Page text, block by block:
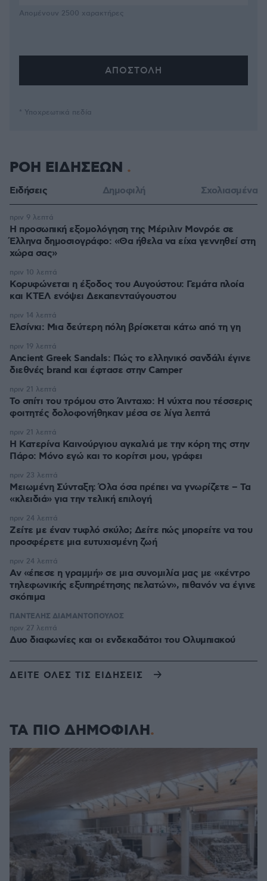
Απομένουν 2500 χαρακτήρες
* Υποχρεωτικά πεδία
ΡΟΗ ΕΙΔΗΣΕΩΝ
Ειδήσεις Δημοφιλή Σχολιασμένα
Η προσωπική εξομολόγηση της Μέριλιν Μονρόε σε
Έλληνα δημοσιογράφο: «Θα ήθελα να είχα γεννηθεί στη
χώρα σας»
πριν 9 λεπτά
Κορυφώνεται η έξοδος του Αυγούστου: Γεμάτα πλοία
και ΚΤΕΛ ενόψει Δεκαπενταύγουστου
πριν 10 λεπτά
Ελσίνκι: Mια δεύτερη πόλη βρίσκεται κάτω από τη γη
πριν 14 λεπτά
Ancient Greek Sandals: Πώς το ελληνικό σανδάλι έγινε
διεθνές brand και έφτασε στην Camper
πριν 19 λεπτά
Το σπίτι του τρόμου στο Άινταχο: Η νύχτα που τέσσερις
φοιτητές δολοφονήθηκαν μέσα σε λίγα λεπτά
πριν 21 λεπτά
Η Κατερίνα Καινούργιου αγκαλιά με την κόρη της στην
Πάρο: Μόνο εγώ και το κορίτσι μου, γράφει
πριν 21 λεπτά
Μειωμένη Σύνταξη: Όλα όσα πρέπει να γνωρίζετε – Τα
«κλειδιά» για την τελική επιλογή
πριν 23 λεπτά
Ζείτε με έναν τυφλό σκύλο; Δείτε πώς μπορείτε να του
προσφέρετε μια ευτυχισμένη ζωή
πριν 24 λεπτά
Αν «έπεσε η γραμμή» σε μια συνομιλία μας με «κέντρο
τηλεφωνικής εξυπηρέτησης πελατών», πιθανόν να έγινε
σκόπιμα
πριν 24 λεπτά
ΠΑΝΤΕΛΗΣ ΔΙΑΜΑΝΤΟΠΟΥΛΟΣ
Δυο διαφωνίες και οι ενδεκαδάτοι του Ολυμπιακού
πριν 27 λεπτά
ΔΕΙΤΕ ΟΛΕΣ ΤΙΣ ΕΙΔΗΣΕΙΣ
ΤΑ ΠΙΟ ΔΗΜΟΦΙΛΗ